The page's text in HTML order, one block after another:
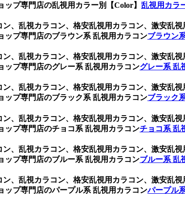
プ専門店の乱視用カラー別【Color】 乱視用カラ
、乱視カラコン、格安乱視用カラコン、激安乱
ップ専門店のブラウン系 乱視用カラコンブラウン
、乱視カラコン、格安乱視用カラコン、激安乱
ップ専門店のグレー系 乱視用カラコングレー系 乱
、乱視カラコン、格安乱視用カラコン、激安乱
ップ専門店のブラック系 乱視用カラコンブラック
、乱視カラコン、格安乱視用カラコン、激安乱
ップ専門店のチョコ系 乱視用カラコンチョコ系 乱
、乱視カラコン、格安乱視用カラコン、激安乱
ップ専門店のブルー系 乱視用カラコンブルー系 乱
、乱視カラコン、格安乱視用カラコン、激安乱
ップ専門店のパープル系 乱視用カラコンパープル